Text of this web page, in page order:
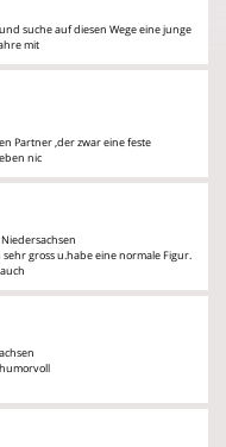
suche auf diesen Wege eine junge
mit
Partner ,der zwar eine feste
nic
gross u.habe eine normale Figur.